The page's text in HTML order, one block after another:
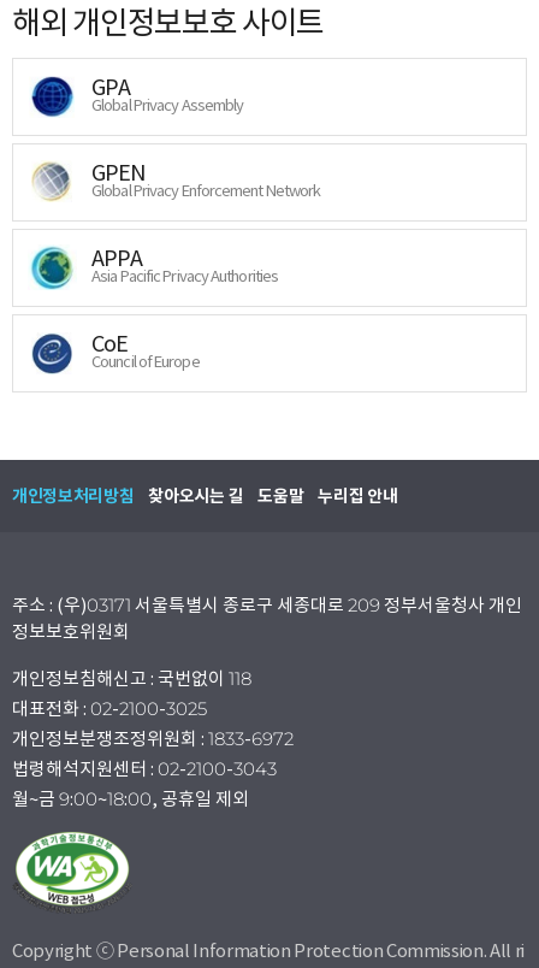
해외 개인정보보호 사이트
GPA
Global Privacy Assembly
GPEN
Global Privacy Enforcement Network
APPA
Asia Pacific Privacy Authorities
CoE
Council of Europe
개인정보처리방침 찾아오시는 길 도움말 누리집 안내
주소 : (우)03171 서울특별시 종로구 세종대로 209 정부서울청사 개인
정보보호위원회
개인정보침해신고 : 국번없이 118
대표전화 : 02-2100-3025
개인정보분쟁조정위원회 : 1833-6972
법령해석지원센터 : 02-2100-3043
월~금 9:00~18:00, 공휴일 제외
Copyright ⓒ Personal Information Protection Commission. All ri